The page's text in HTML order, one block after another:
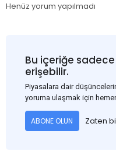
Henüz yorum yapılmadı
Bu içeriğe
erişebilir.
Piyasalara dair
yoruma ulaşmak için
ABONE OLUN Zaten